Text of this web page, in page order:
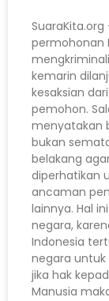
permohonan
kemarin
kesaksian
pemohon.
menyatakan
bukan
belakang
diperhatikan
ancaman
lainnya. Hal
negara,
Indonesia
negara
jika hak
Manusia